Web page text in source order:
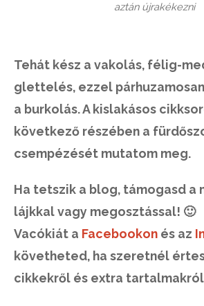
aztán újrakékezni
Tehát kész a vakolás, félig-
glettelés, ezzel
a burkolás. A kislakásos
következő részében a
csempézését mutatom meg.
Ha tetszik a blog, támogasd a
lájkkal vagy megosztással! 🙂
Vacókiát a Facebookon és az
követheted, ha szeretnél
cikkekről és extra